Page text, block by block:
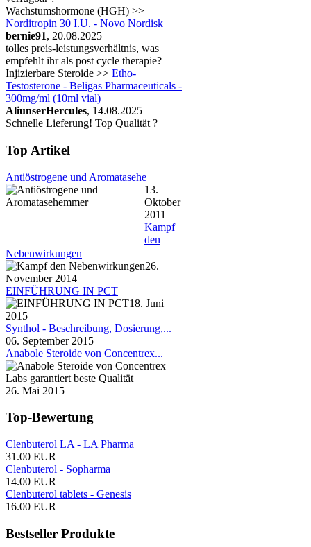
Wachstumshormone (HGH) >>
Norditropin 30 I.U. - Novo Nordisk
bernie91, 20.08.2025
tolles preis-leistungsverhältnis, was
empfehlt ihr als post cycle therapie?
Injizierbare Steroide >> Etho-
Testosterone - Beligas Pharmaceuticals -
300mg/ml (10ml vial)
AliunserHercules, 14.08.2025
Schnelle Lieferung! Top Qualität ?
Top Artikel
Antiöstrogene und Aromatasehe
13.
Oktober
2011
Kampf
den
Nebenwirkungen
26.
November 2014
EINFÜHRUNG IN PCT
18. Juni
2015
Synthol - Beschreibung, Dosierung,...
06. September 2015
Anabole Steroide von Concentrex...
26. Mai 2015
Top-Bewertung
Clenbuterol LA - LA Pharma
31.00 EUR
Clenbuterol - Sopharma
14.00 EUR
Clenbuterol tablets - Genesis
16.00 EUR
Bestseller Produkte